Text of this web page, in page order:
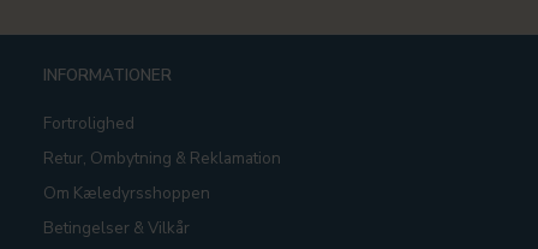
INFORMATIONER
Fortrolighed
Retur, Ombytning & Reklamation
Om Kæledyrsshoppen
Betingelser & Vilkår